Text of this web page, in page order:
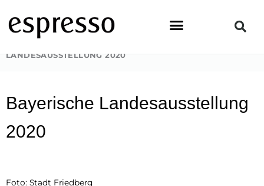
Inhalt
springen
STARTSEITE
LANDESAUSSTELLUNG 2020
Bayerische Landesausstellung
2020
Foto: Stadt Friedberg